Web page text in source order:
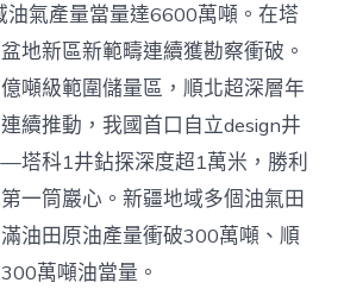
氣產量當量達6600萬噸。在塔
地新區新範疇連續獲勘察衝破。
噸級範圍儲量區，順北超深層年
續推動，我國首口自立design井
塔科1井鉆探深度超1萬米，勝利
一筒巖心。新疆地域多個油氣田
油田原油產量衝破300萬噸、順
萬噸油當量。